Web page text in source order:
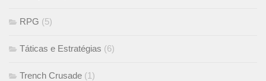
RPG (5)
Táticas e Estratégias (6)
Trench Crusade (1)